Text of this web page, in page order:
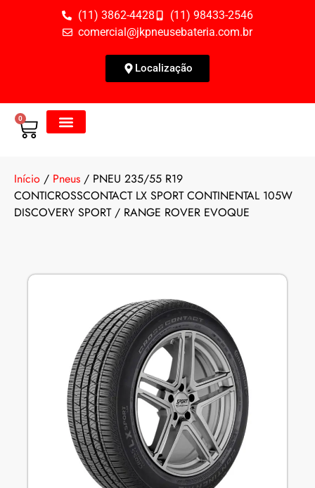
(11) 3862-4428
(11) 98433-2546
comercial@jkpneusebateria.com.br
Localização
0
Início / Pneus / PNEU 235/55 R19
CONTICROSSCONTACT LX SPORT CONTINENTAL 105W
DISCOVERY SPORT / RANGE ROVER EVOQUE